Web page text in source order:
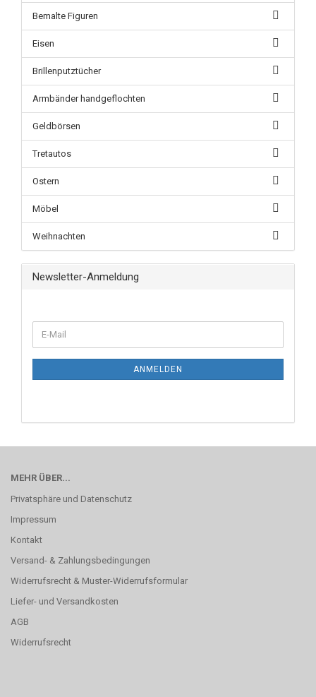
Bemalte Figuren
Eisen
Brillenputztücher
Armbänder handgeflochten
Geldbörsen
Tretautos
Ostern
Möbel
Weihnachten
Newsletter-Anmeldung
ANMELDEN
MEHR ÜBER...
Privatsphäre und Datenschutz
Impressum
Kontakt
Versand- & Zahlungsbedingungen
Widerrufsrecht & Muster-Widerrufsformular
Liefer- und Versandkosten
AGB
Widerrufsrecht